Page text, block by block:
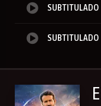
SUBTITULADO
SUBTITULADO